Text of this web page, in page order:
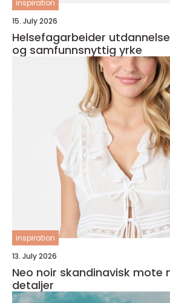
inspiration
15. July 2026
Helsefagarbeider utdannelse veien til et trygt
og samfunnsnyttig yrke
inspiration
13. July 2026
Neo noir skandinavisk mote med feminine
detaljer